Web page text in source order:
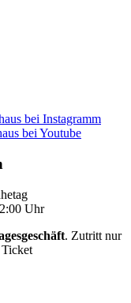
Uhr
. Zutritt nur